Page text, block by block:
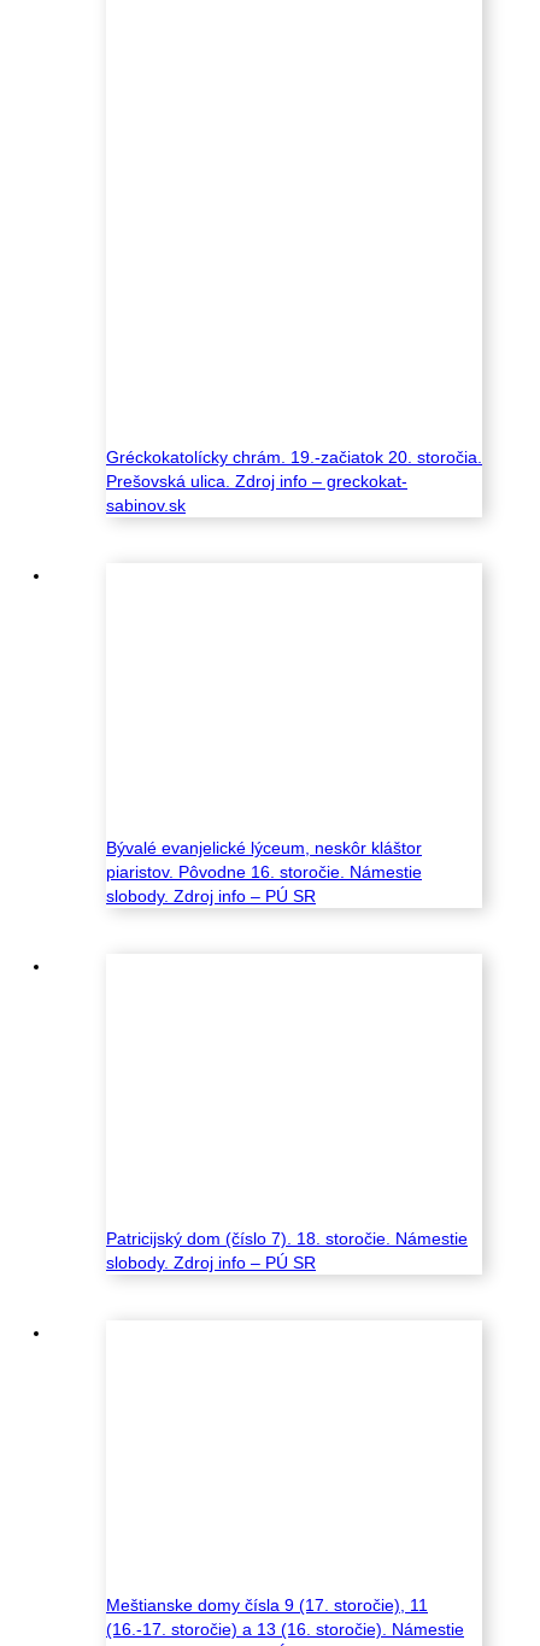
Gréckokatolícky chrám. 19.-začiatok 20. storočia.
Prešovská ulica. Zdroj info – greckokat-
sabinov.sk
Bývalé evanjelické lýceum, neskôr kláštor
piaristov. Pôvodne 16. storočie. Námestie
slobody. Zdroj info – PÚ SR
Patricijský dom (číslo 7). 18. storočie. Námestie
slobody. Zdroj info – PÚ SR
Meštianske domy čísla 9 (17. storočie), 11
(16.-17. storočie) a 13 (16. storočie). Námestie